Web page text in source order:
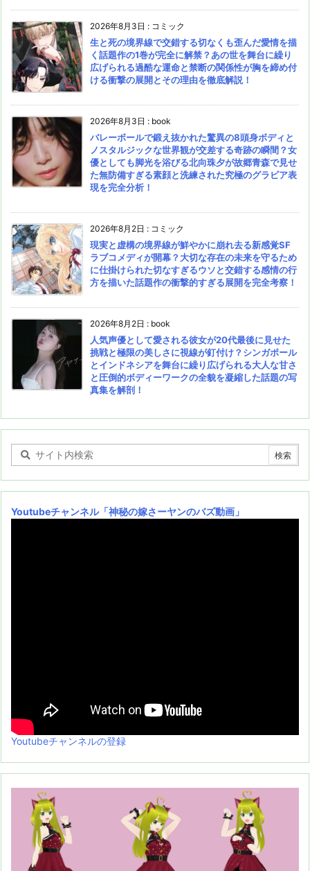
2026年8月3日 : コミック
生と死の境界線で交錯する切なくも歪んだ愛情を描
く話題作の1巻が完全に解禁？あの世を舞台に繰り
広げられる過酷な運命と禁断の関係性が胸を締め付
ける衝撃の展開とその理由を徹底解説！
2026年8月3日 : book
バレーボールで鍛え抜かれた驚異の8頭身ボディと
ノスタルジックな世界観が交差する奇跡の瞬間？女
優としても脚光を浴びる北向珠夕が故郷青森で見せ
た無防備すぎる素顔と洗練された究極のグラビア表
現を完全分析！
2026年8月2日 : コミック
現実と虚構の境界線が鮮やかに崩れ去る新感覚SF
ラブコメディが開幕？大切な存在の未来を守るため
に仕掛けられた切なすぎるウソと交錯する感情の行
方を描いた話題作の衝撃的すぎる展開を完全考察！
2026年8月2日 : book
人気声優として愛される彼女が20代最後に見せた
挑戦と極限の美しさに視線が釘付け？シンガポール
とインドネシアを舞台に繰り広げられる大人な甘さ
と圧倒的ボディーワークの全貌を凝縮した話題の写
真集を解剖！
Youtubeチャンネル「神秘の嫁さーヤンのバズ動画」
Youtubeチャンネルの登録